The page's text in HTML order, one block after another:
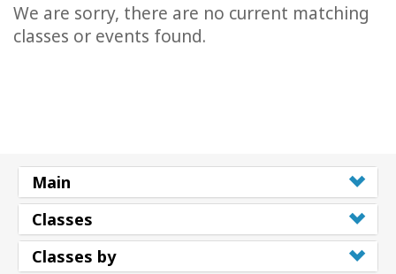
We are sorry, there are no current matching
classes or events found.
Main
Classes
Classes by